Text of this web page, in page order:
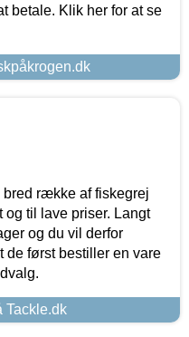
betale. Klik her for at se
bred række af fiskegrej
og til lave priser. Langt
og du vil derfor
de først bestiller en vare
Tackle.dk